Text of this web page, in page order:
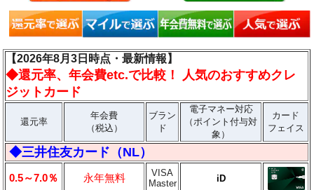
【2026年8月3日時点・最新情報】
◆還元率、年会費etc.で比較！ 人気のおすすめクレ
ジットカード
還元率
年会費
（税込）
ブラン
ド
電子マネー対応
（ポイント付与対
象）
カード
フェイス
◆三井住友カード（NL）
0.5～7.0％ 永年無料
VISA
Master
iD